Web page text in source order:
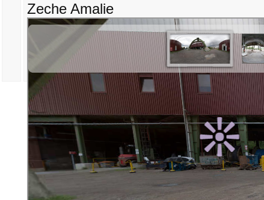
Zeche Amalie